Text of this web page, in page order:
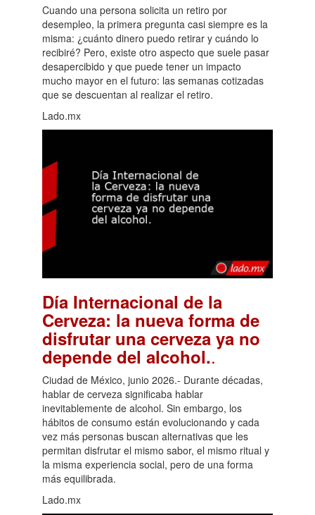
Cuando una persona solicita un retiro por
desempleo, la primera pregunta casi siempre es la
misma: ¿cuánto dinero puedo retirar y cuándo lo
recibiré? Pero, existe otro aspecto que suele pasar
desapercibido y que puede tener un impacto
mucho mayor en el futuro: las semanas cotizadas
que se descuentan al realizar el retiro.
Lado.mx
Día Internacional de la
Cerveza: la nueva forma de
disfrutar una cerveza ya no
depende del alcohol..
Ciudad de México, junio 2026.- Durante décadas,
hablar de cerveza significaba hablar
inevitablemente de alcohol. Sin embargo, los
hábitos de consumo están evolucionando y cada
vez más personas buscan alternativas que les
permitan disfrutar el mismo sabor, el mismo ritual y
la misma experiencia social, pero de una forma
más equilibrada.
Lado.mx